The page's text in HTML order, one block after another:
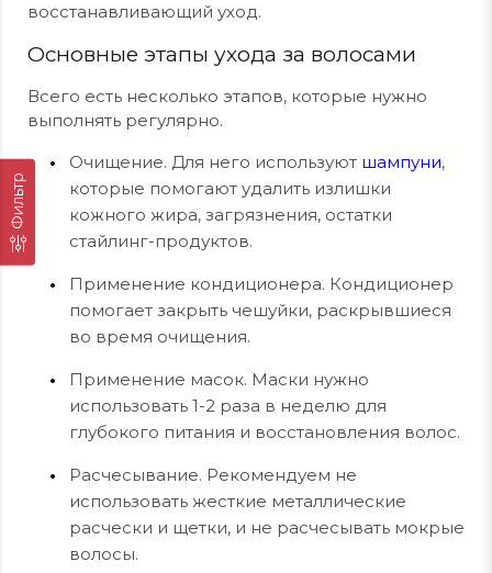
Фильтр
восстанавливающий уход.
Основные этапы ухода за волосами
Всего есть несколько этапов, которые нужно
выполнять регулярно.
Очищение. Для него используют шампуни,
которые помогают удалить излишки
кожного жира, загрязнения, остатки
стайлинг-продуктов.
Применение кондиционера. Кондиционер
помогает закрыть чешуйки, раскрывшиеся
во время очищения.
Применение масок. Маски нужно
использовать 1-2 раза в неделю для
глубокого питания и восстановления волос.
Расчесывание. Рекомендуем не
использовать жесткие металлические
расчески и щетки, и не расчесывать мокрые
волосы.